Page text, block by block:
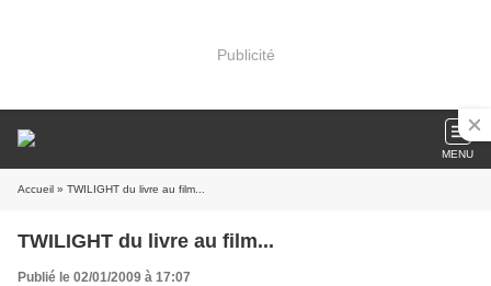
Publicité
MENU
Accueil » TWILIGHT du livre au film...
TWILIGHT du livre au film...
Publié le 02/01/2009 à 17:07